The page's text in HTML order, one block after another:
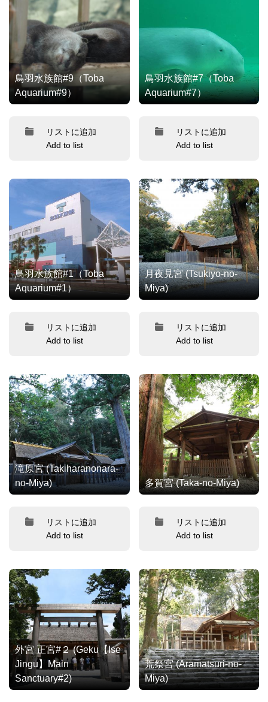
鳥羽水族館#9（Toba
Aquarium#9）
リストに追加
Add to list
鳥羽水族館#7（Toba
Aquarium#7）
リストに追加
Add to list
鳥羽水族館#1（Toba
Aquarium#1）
リストに追加
Add to list
月夜見宮 (Tsukiyo-no-
Miya)
リストに追加
Add to list
滝原宮 (Takiharanonara-
no-Miya)
リストに追加
Add to list
多賀宮 (Taka-no-Miya)
リストに追加
Add to list
外宮 正宮#２ (Geku【Ise
Jingu】Main
Sanctuary#2)
荒祭宮 (Aramatsuri-no-
Miya)